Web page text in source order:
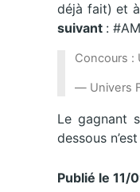
déjà fait) et à
suivant :
Concours :
— Univers
Le gagnant
dessous
Publié le 11/